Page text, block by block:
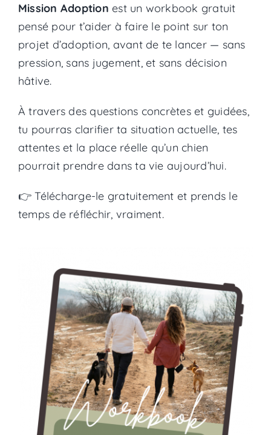
Mission Adoption est un workbook gratuit
pensé pour t’aider à faire le point sur ton
projet d’adoption, avant de te lancer — sans
pression, sans jugement, et sans décision
hâtive.
À travers des questions concrètes et guidées,
tu pourras clarifier ta situation actuelle, tes
attentes et la place réelle qu’un chien
pourrait prendre dans ta vie aujourd’hui.
👉 Télécharge-le gratuitement et prends le
temps de réfléchir, vraiment.